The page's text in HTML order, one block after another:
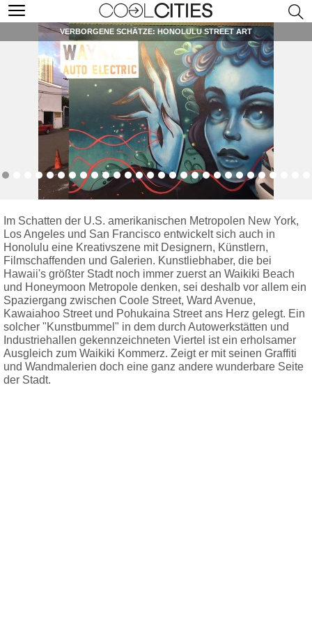
VERBORGENE SCHÄTZE: HONOLULU STREET ART
Im Schatten der U.S. amerikanischen Metropolen New York,
Los Angeles und San Francisco entwickelt sich auch in
Honolulu eine Kreativszene mit Designern, Künstlern,
Filmschaffenden und Galerien. Kunstliebhaber, die bei
Hawaii's größter Stadt noch immer zuerst an Waikiki Beach
und Honeymoon Metropole denken, sei deshalb vor allem ein
Spaziergang zwischen Coole Street, Ward Avenue,
Kawaiahoo Street und Pohukaina Street ans Herz gelegt. Ein
solcher "Kunstbummel" in dem durch Autowerkstätten und
Industriehallen gekennzeichneten Viertel ist ein erholsamer
Ausgleich zum Waikiki Kommerz. Zeigt er mit seinen Graffiti
und Wandmalerien doch eine ganz andere wunderbare Seite
der Stadt.